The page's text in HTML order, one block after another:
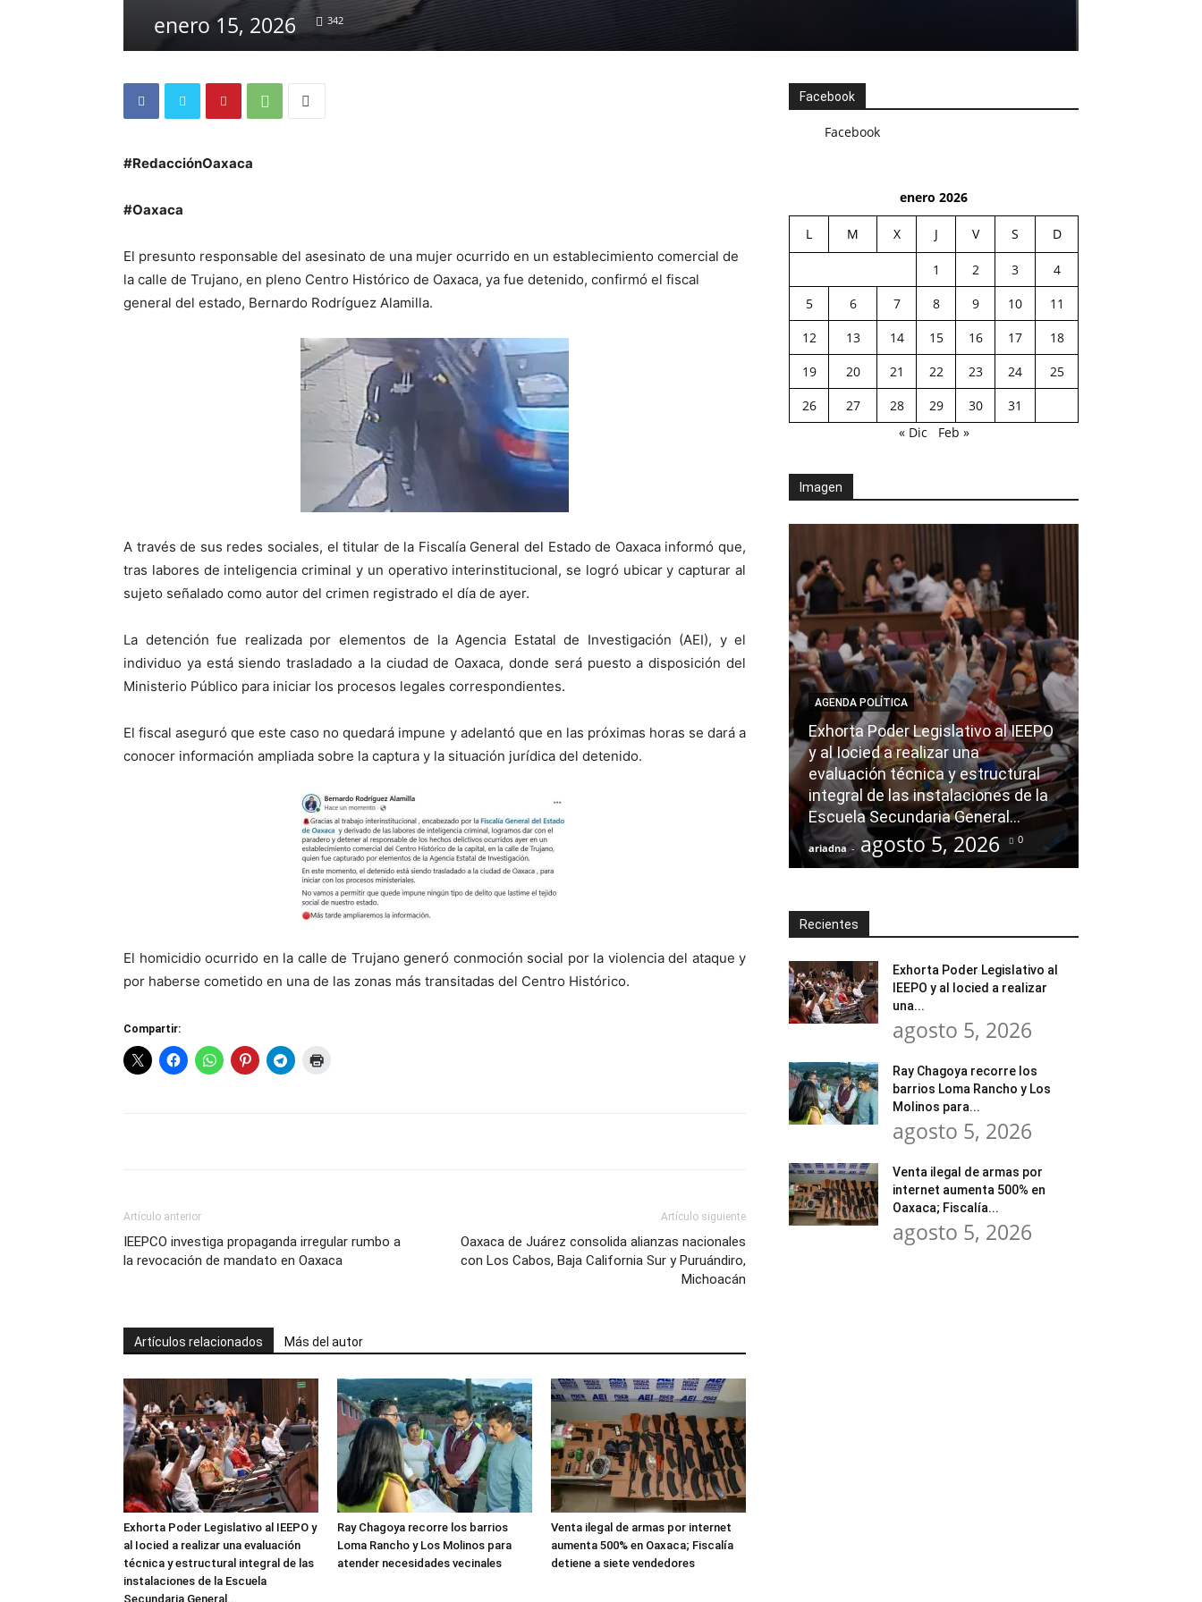
enero 15, 2026 342
#RedacciónOaxaca
#Oaxaca
El presunto responsable del asesinato de una mujer ocurrido en un establecimiento comercial de
la calle de Trujano, en pleno Centro Histórico de Oaxaca, ya fue detenido, confirmó el fiscal
general del estado, Bernardo Rodríguez Alamilla.
A través de sus redes sociales, el titular de la Fiscalía General del Estado de Oaxaca informó que,
tras labores de inteligencia criminal y un operativo interinstitucional, se logró ubicar y capturar al
sujeto señalado como autor del crimen registrado el día de ayer.
La detención fue realizada por elementos de la Agencia Estatal de Investigación (AEI), y el
individuo ya está siendo trasladado a la ciudad de Oaxaca, donde será puesto a disposición del
Ministerio Público para iniciar los procesos legales correspondientes.
El fiscal aseguró que este caso no quedará impune y adelantó que en las próximas horas se dará a
conocer información ampliada sobre la captura y la situación jurídica del detenido.
El homicidio ocurrido en la calle de Trujano generó conmoción social por la violencia del ataque y
por haberse cometido en una de las zonas más transitadas del Centro Histórico.
Compartir:
Artículo anterior
IEEPCO investiga propaganda irregular rumbo a
la revocación de mandato en Oaxaca
Artículo siguiente
Oaxaca de Juárez consolida alianzas nacionales
con Los Cabos, Baja California Sur y Puruándiro,
Michoacán
Artículos relacionados Más del autor
Exhorta Poder Legislativo al IEEPO y
al Iocied a realizar una evaluación
técnica y estructural integral de las
instalaciones de la Escuela
Secundaria General...
Ray Chagoya recorre los barrios
Loma Rancho y Los Molinos para
atender necesidades vecinales
Venta ilegal de armas por internet
aumenta 500% en Oaxaca; Fiscalía
detiene a siete vendedores
Facebook
Facebook
enero 2026
L M X J V S D
1 2 3
4
5
6 7 8 9 10
11
12
13 14 15 16 17
18
19
20 21 22 23 24
25
26
27 28 29 30
31
« Dic
Feb »
Imagen
AGENDA POLÍTICA
Exhorta Poder Legislativo al IEEPO
y al Iocied a realizar una
evaluación técnica y estructural
integral de las instalaciones de la
Escuela Secundaria General...
ariadna - agosto 5, 2026 0
Recientes
Exhorta Poder Legislativo al
IEEPO y al Iocied a realizar
una...
agosto 5, 2026
Ray Chagoya recorre los
barrios Loma Rancho y Los
Molinos para...
agosto 5, 2026
Venta ilegal de armas por
internet aumenta 500% en
Oaxaca; Fiscalía...
agosto 5, 2026